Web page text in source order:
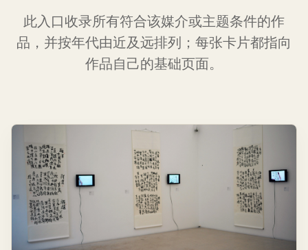
此入口收录所有符合该媒介或主题条件的作
品，并按年代由近及远排列；每张卡片都指向
作品自己的基础页面。